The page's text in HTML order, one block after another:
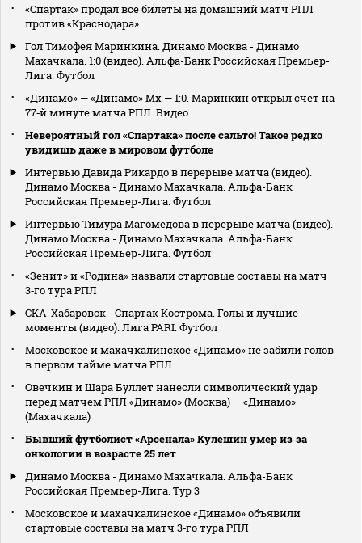
«Спартак» продал все билеты на домашний матч РПЛ
против «Краснодара»
Гол Тимофея Маринкина. Динамо Москва - Динамо
Махачкала. 1:0 (видео). Альфа-Банк Российская Премьер-
Лига. Футбол
«Динамо» — «Динамо» Мх — 1:0. Маринкин открыл счет на
77‑й минуте матча РПЛ. Видео
Невероятный гол «Спартака» после сальто! Такое редко
увидишь даже в мировом футболе
Интервью Давида Рикардо в перерыве матча (видео).
Динамо Москва - Динамо Махачкала. Альфа-Банк
Российская Премьер-Лига. Футбол
Интервью Тимура Магомедова в перерыве матча (видео).
Динамо Москва - Динамо Махачкала. Альфа-Банк
Российская Премьер-Лига. Футбол
«Зенит» и «Родина» назвали стартовые составы на матч
3‑го тура РПЛ
СКА-Хабаровск - Спартак Кострома. Голы и лучшие
моменты (видео). Лига PARI. Футбол
Московское и махачкалинское «Динамо» не забили голов
в первом тайме матча РПЛ
Овечкин и Шара Буллет нанесли символический удар
перед матчем РПЛ «Динамо» (Москва) — «Динамо»
(Махачкала)
Бывший футболист «Арсенала» Кулешин умер из‑за
онкологии в возрасте 25 лет
Динамо Москва - Динамо Махачкала. Альфа-Банк
Российская Премьер-Лига. Тур 3
Московское и махачкалинское «Динамо» объявили
стартовые составы на матч 3‑го тура РПЛ